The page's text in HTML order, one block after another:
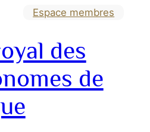
Espace membres
des
de